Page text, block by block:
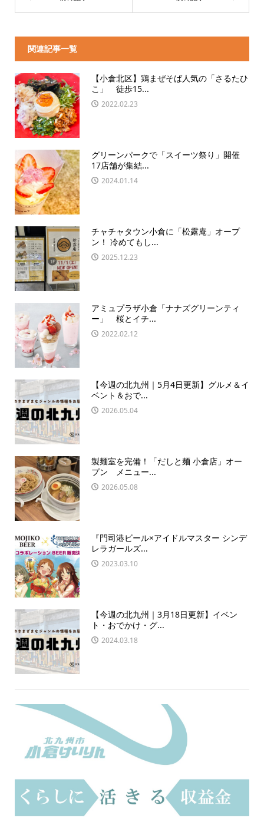
関連記事一覧
【小倉北区】鶏まぜそば人気の「さるたひ
こ」 徒歩15...
2022.02.23
グリーンパークで「スイーツ祭り」開催
17店舗が集結...
2024.01.14
チャチャタウン小倉に「松露庵」オープ
ン！ 冷めてもし...
2025.12.23
アミュプラザ小倉「ナナズグリーンティ
ー」 桜とイチ...
2022.02.12
【今週の北九州｜5月4日更新】グルメ＆イ
ベント＆おで...
2026.05.04
製麺室を完備！「だしと麺 小倉店」オー
プン メニュー...
2026.05.08
『門司港ビール×アイドルマスター シンデ
レラガールズ...
2023.03.10
【今週の北九州｜3月18日更新】イベン
ト・おでかけ・グ...
2024.03.18